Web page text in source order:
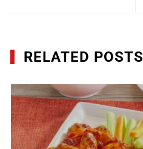
RELATED POSTS